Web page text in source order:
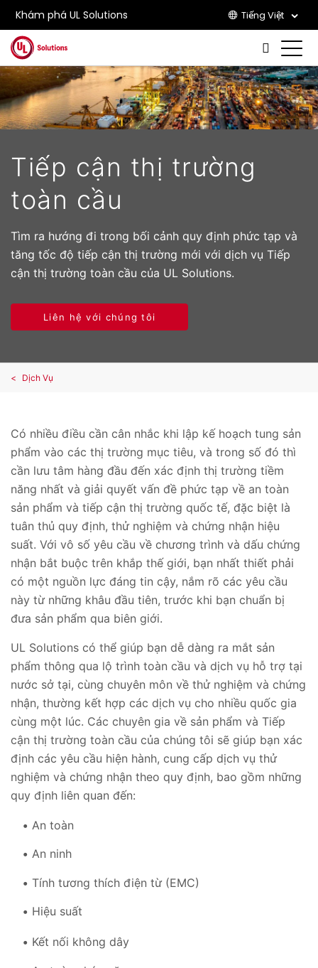
Khám phá UL Solutions Tiếng Việt
Skip to main content
Tiếp cận thị trường
toàn cầu
Tìm ra hướng đi trong bối cảnh quy định phức tạp và
tăng tốc độ tiếp cận thị trường mới với dịch vụ Tiếp
cận thị trường toàn cầu của UL Solutions.
Liên hệ với chúng tôi
Dịch Vụ
Có nhiều điều cần cân nhắc khi lập kế hoạch tung sản
phẩm vào các thị trường mục tiêu, và trong số đó thì
cần lưu tâm hàng đầu đến xác định thị trường tiềm
năng nhất và giải quyết vấn đề phức tạp về an toàn
sản phẩm và tiếp cận thị trường quốc tế, đặc biệt là
tuân thủ quy định, thử nghiệm và chứng nhận hiệu
suất. Với vô số yêu cầu về chương trình và dấu chứng
nhận bắt buộc trên khắp thế giới, bạn nhất thiết phải
có một nguồn lực đáng tin cậy, nắm rõ các yêu cầu
này từ những khâu đầu tiên, trước khi bạn chuẩn bị
đưa sản phẩm qua biên giới.
UL Solutions có thể giúp bạn dễ dàng ra mắt sản
phẩm thông qua lộ trình toàn cầu và dịch vụ hỗ trợ tại
nước sở tại, cùng chuyên môn về thử nghiệm và chứng
nhận, thường kết hợp các dịch vụ cho nhiều quốc gia
cùng một lúc. Các chuyên gia về sản phẩm và Tiếp
cận thị trường toàn cầu của chúng tôi sẽ giúp bạn xác
định các yêu cầu hiện hành, cung cấp dịch vụ thử
nghiệm và chứng nhận theo quy định, bao gồm những
quy định liên quan đến:
An toàn
An ninh
Tính tương thích điện từ (EMC)
Hiệu suất
Kết nối không dây